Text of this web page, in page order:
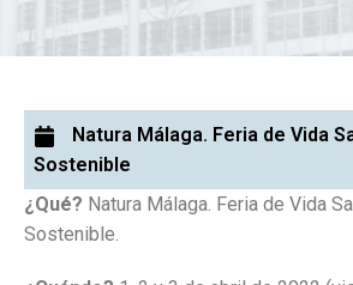
Natura Málaga. Feria de Vida
Sostenible
¿Qué? Natura Málaga. Feria de Vida
Sostenible.